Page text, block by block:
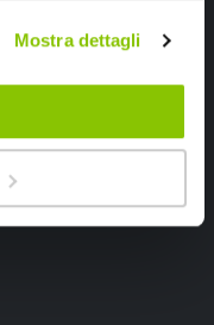
Mostra dettagli